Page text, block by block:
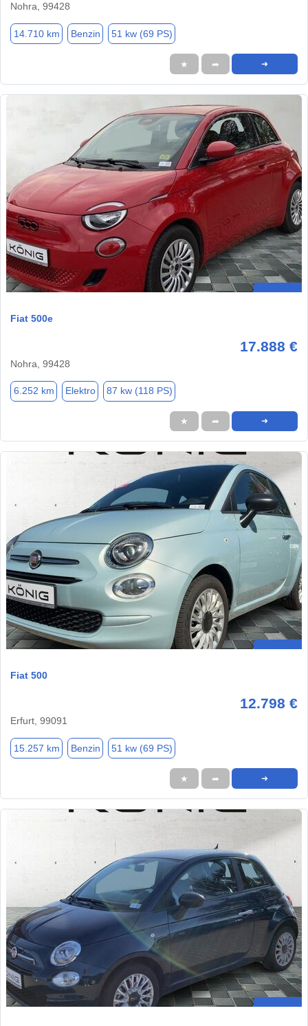
Nohra, 99428
14.710 km Benzin 51 kw (69 PS)
★ ➦ ➜
Fiat 500e
17.888 €
Nohra, 99428
6.252 km Elektro 87 kw (118 PS)
★ ➦ ➜
Fiat 500
12.798 €
Erfurt, 99091
15.257 km Benzin 51 kw (69 PS)
★ ➦ ➜